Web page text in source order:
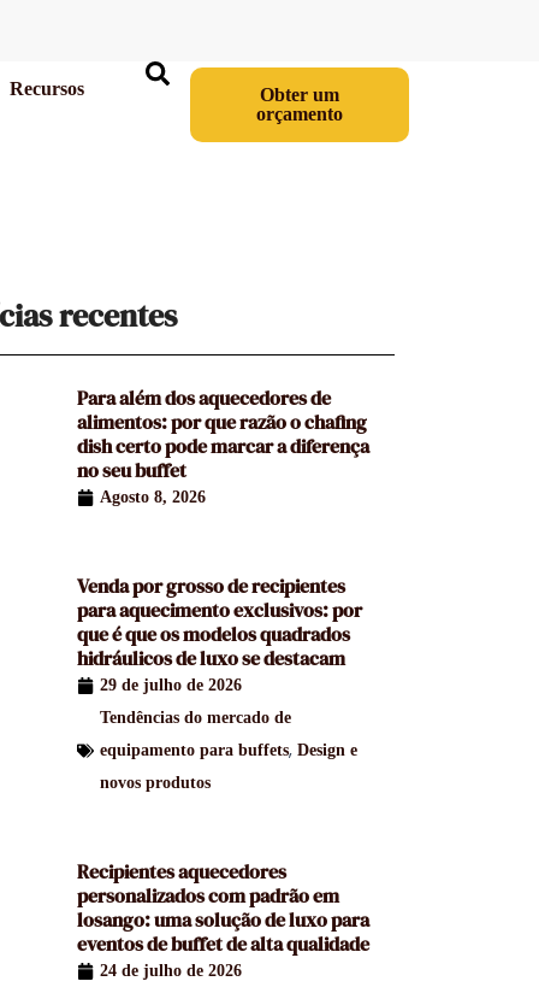
Recursos
Obter um
orçamento
recentes
Para além dos aquecedores de
alimentos: por que razão o chafing
dish certo pode marcar a diferença
no seu buffet
Agosto 8, 2026
Venda por grosso de recipientes
para aquecimento exclusivos: por
que é que os modelos quadrados
hidráulicos de luxo se destacam
29 de julho de 2026
Tendências do mercado de
equipamento para buffets,Design e
novos produtos
Recipientes aquecedores
personalizados com padrão em
losango: uma solução de luxo para
eventos de buffet de alta qualidade
24 de julho de 2026